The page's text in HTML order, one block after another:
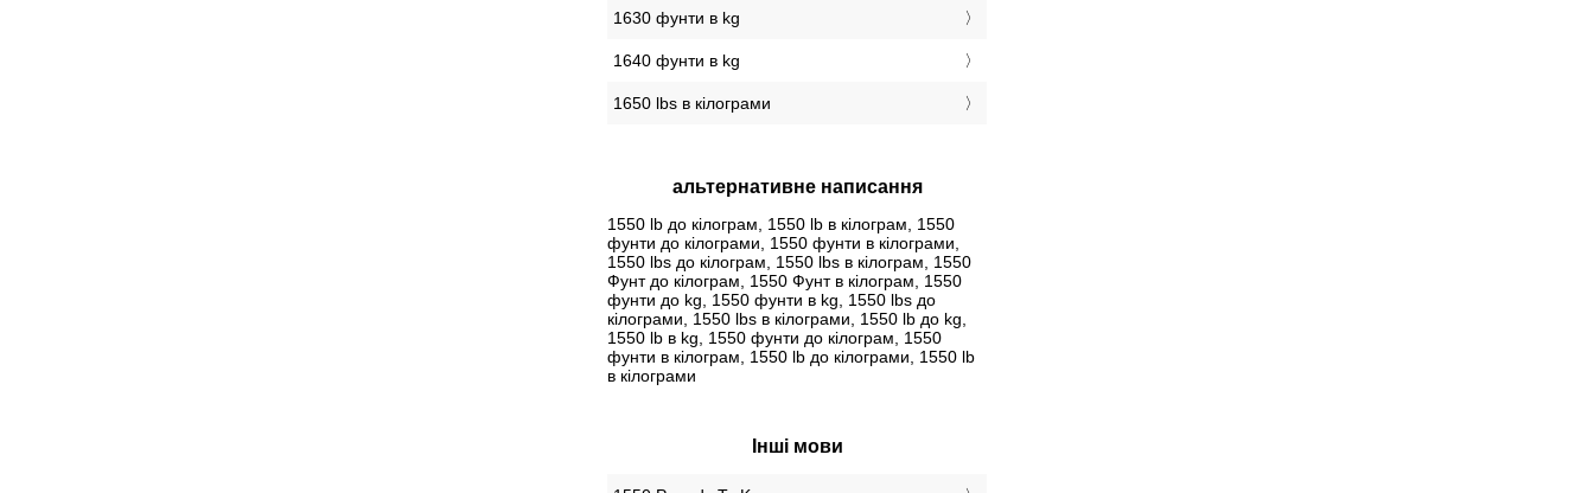
1630 фунти в kg
1640 фунти в kg
1650 lbs в кілограми
альтернативне написання
1550 lb до кілограм, 1550 lb в кілограм, 1550
фунти до кілограми, 1550 фунти в кілограми,
1550 lbs до кілограм, 1550 lbs в кілограм, 1550
Фунт до кілограм, 1550 Фунт в кілограм, 1550
фунти до kg, 1550 фунти в kg, 1550 lbs до
кілограми, 1550 lbs в кілограми, 1550 lb до kg,
1550 lb в kg, 1550 фунти до кілограм, 1550
фунти в кілограм, 1550 lb до кілограми, 1550 lb
в кілограми
Інші мови